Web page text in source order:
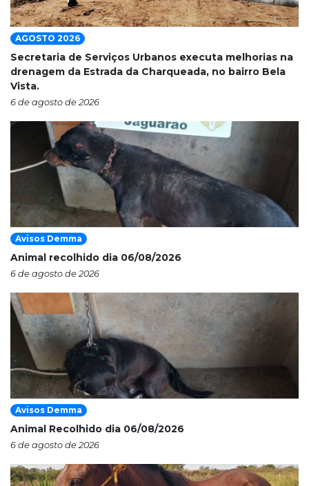
AGOSTO 2026
Secretaria de Serviços Urbanos executa melhorias na
drenagem da Estrada da Charqueada, no bairro Bela
Vista.
6 de agosto de 2026
Avisos Demma
Animal recolhido dia 06/08/2026
6 de agosto de 2026
Avisos Demma
Animal Recolhido dia 06/08/2026
6 de agosto de 2026